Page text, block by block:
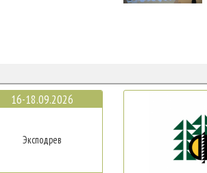
16-18.09.2026
Эксподрев